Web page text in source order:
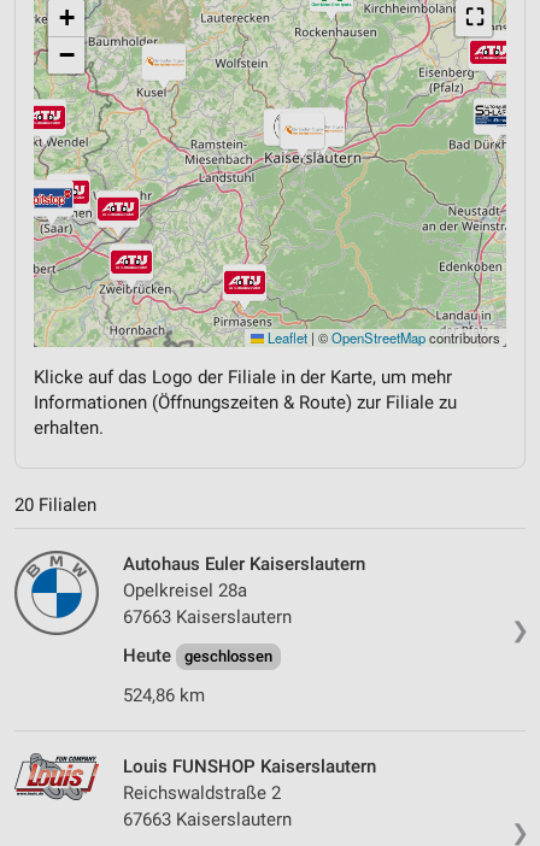
⛶
+
−
Leaflet | ©OpenStreetMapcontributors
Klicke auf das Logo der Filiale in der Karte, um mehr
Informationen (Öffnungszeiten & Route) zur Filiale zu
erhalten.
20 Filialen
❯
Autohaus Euler Kaiserslautern
Opelkreisel 28a
67663 Kaiserslautern
Heute
geschlossen
524,86 km
❯
Louis FUNSHOP Kaiserslautern
Reichswaldstraße 2
67663 Kaiserslautern